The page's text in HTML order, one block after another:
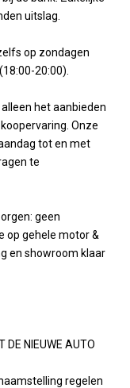
uitslag.
op zondagen
20:00).
het aanbieden
Onze
tot en met
te
geen
op gehele motor &
en showroom klaar
DE NIEUWE AUTO
regelen